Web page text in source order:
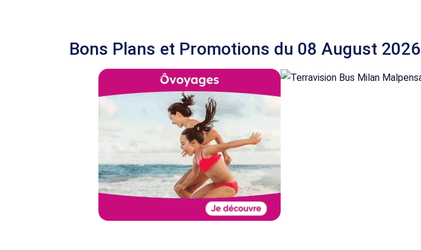
Bons Plans et Promotions du 08 August 2026